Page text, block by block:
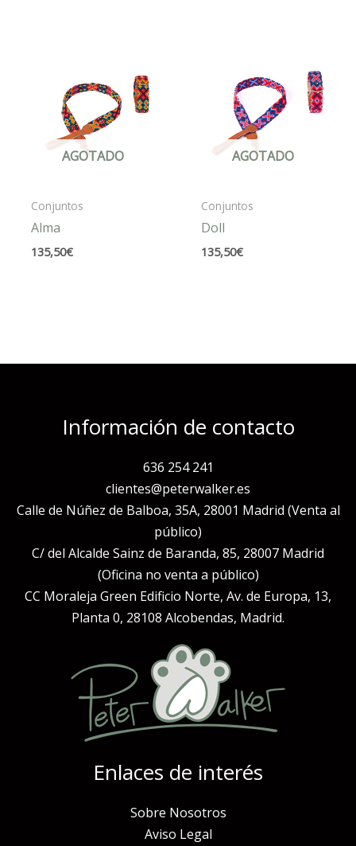
AGOTADO
Conjuntos
Alma
135,50€
AGOTADO
Conjuntos
Doll
135,50€
Información de contacto
636 254 241
clientes@peterwalker.es
Calle de Núñez de Balboa, 35A, 28001 Madrid (Venta al
público)
C/ del Alcalde Sainz de Baranda, 85, 28007 Madrid
(Oficina no venta a público)
CC Moraleja Green Edificio Norte, Av. de Europa, 13,
Planta 0, 28108 Alcobendas, Madrid.
Enlaces de interés
Sobre Nosotros
Aviso Legal